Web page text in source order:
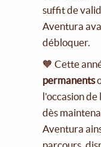
suffit de
Aventura
débloquer.
🧡 Cette
permanents
l'occasion de
dès
Aventura